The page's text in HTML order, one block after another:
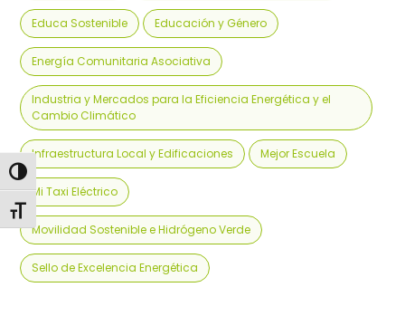
Alternar alto contraste
Alternar tamaño de letra
Educa Sostenible Educación y Género
Energía Comunitaria Asociativa
Industria y Mercados para la Eficiencia Energética y el
Cambio Climático
Infraestructura Local y Edificaciones Mejor Escuela
Mi Taxi Eléctrico
Movilidad Sostenible e Hidrógeno Verde
Sello de Excelencia Energética